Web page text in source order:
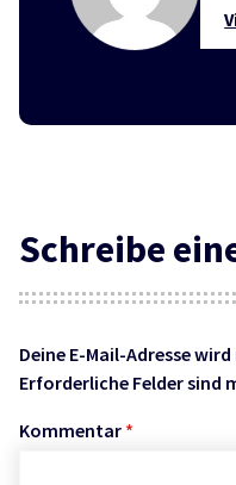
Schreibe
Deine E-Mail-Adresse
Erforderliche Felder sind
Kommentar *